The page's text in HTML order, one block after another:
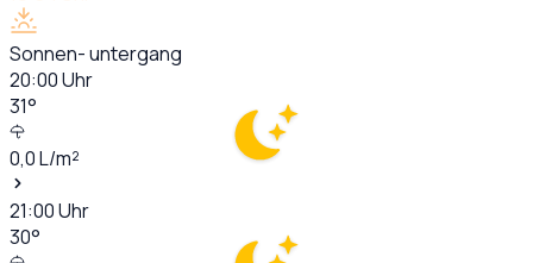
Sonnen- untergang
20:00Uhr
31°
0,0L/m²
21:00Uhr
30°